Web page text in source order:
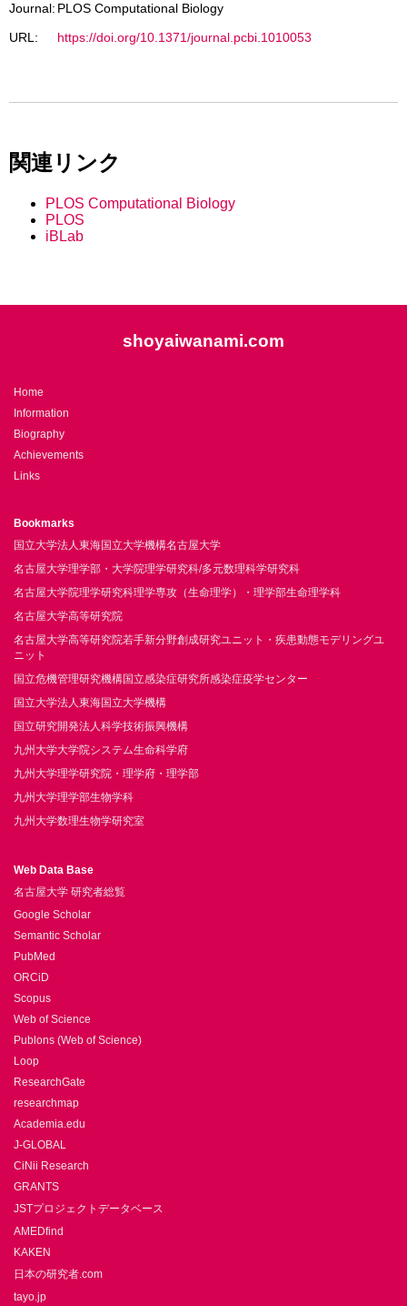
Journal: PLOS Computational Biology
URL:
https://doi.org/10.1371/journal.pcbi.1010053
関連リンク
PLOS Computational Biology
PLOS
iBLab
shoyaiwanami.com
Home
Information
Biography
Achievements
Links
Bookmarks
国立大学法人東海国立大学機構名古屋大学
名古屋大学理学部・大学院理学研究科/多元数理科学研究科
名古屋大学院理学研究科理学専攻（生命理学）・理学部生命理学科
名古屋大学高等研究院
名古屋大学高等研究院若手新分野創成研究ユニット・疾患動態モデリングユ
ニット
国立危機管理研究機構国立感染症研究所感染症疫学センター
国立大学法人東海国立大学機構
国立研究開発法人科学技術振興機構
九州大学大学院システム生命科学府
九州大学理学研究院・理学府・理学部
九州大学理学部生物学科
九州大学数理生物学研究室
Web Data Base
名古屋大学 研究者総覧
Google Scholar
Semantic Scholar
PubMed
ORCiD
Scopus
Web of Science
Publons (Web of Science)
Loop
ResearchGate
researchmap
Academia.edu
J-GLOBAL
CiNii Research
GRANTS
JSTプロジェクトデータベース
AMEDfind
KAKEN
日本の研究者.com
tayo.jp